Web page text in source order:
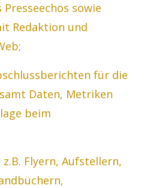
sowie
Redaktion und
für die
Daten, Metriken
beim
Flyern, Aufstellern,